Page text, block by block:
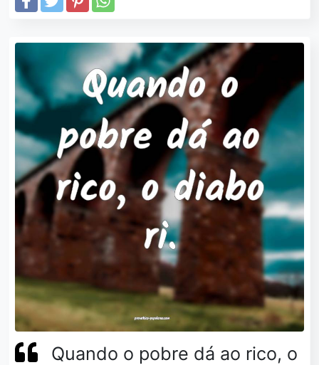
Quando o pobre dá ao rico, o